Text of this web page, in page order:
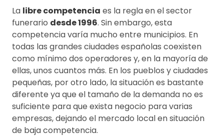
La libre competencia es la regla en el sector
funerario desde 1996. Sin embargo, esta
competencia varía mucho entre municipios. En
todas las grandes ciudades españolas coexisten
como mínimo dos operadores y, en la mayoría de
ellas, unos cuantos más. En los pueblos y ciudades
pequeñas, por otro lado, la situación es bastante
diferente ya que el tamaño de la demanda no es
suficiente para que exista negocio para varias
empresas, dejando el mercado local en situación
de baja competencia.